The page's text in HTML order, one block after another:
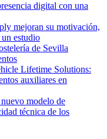
digital con una
mejoran su motivación,
estudio
de Sevilla
Lifetime Solutions:
auxiliares en
modelo de
técnica de los